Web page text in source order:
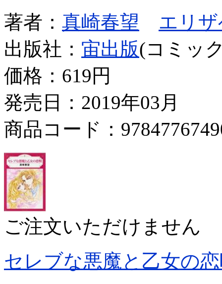
著者： 真崎春望
エリ
出版社： 宙出版(コミッ
価格： 619円
発売日：2019年03月
商品コード：
ご注文いただけません
セレブな悪魔と乙女の